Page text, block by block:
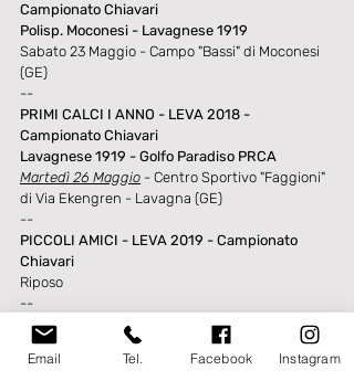
Campionato Chiavari
Polisp. Moconesi - Lavagnese 1919
Sabato 23 Maggio - Campo "Bassi" di Moconesi
(GE)
--
PRIMI CALCI I ANNO - LEVA 2018 -
Campionato Chiavari
Lavagnese 1919 - Golfo Paradiso PRCA
Martedì 26 Maggio - Centro Sportivo "Faggioni"
di Via Ekengren - Lavagna (GE)
--
PICCOLI AMICI - LEVA 2019 - Campionato
Chiavari
Riposo
--
PICCOLI AMICI - LEVE MISTE
Riposo
SETTORE GIOVANILE
Email Tel. Facebook Instagram